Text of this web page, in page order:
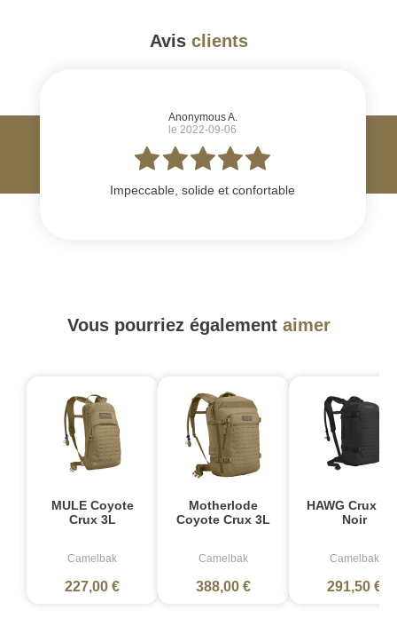
Avis clients
Anonymous A.
le 2022-09-06
Impeccable, solide et confortable
Vous pourriez également aimer
MULE Coyote
Crux 3L
Camelbak
227,00 €
Motherlode
Coyote Crux 3L
Camelbak
388,00 €
HAWG Crux
Noir
Camelbak
291,50 €